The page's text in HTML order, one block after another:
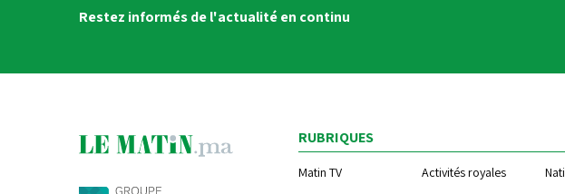
Restez informés de l'actualité en continu
RUBRIQUES
Matin TV Activités royales